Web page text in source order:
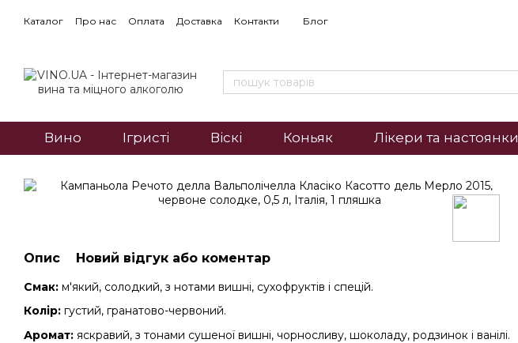
Каталог Про нас Оплата Доставка Контакти Блог
Вино Ігристі Віскі Коньяк Лікери та настоянки
Опис Новий відгук або коментар
Смак: м'який, солодкий, з нотами вишні, сухофруктів і спецій.
Колір: густий, гранатово-червоний.
Аромат: яскравий, з тонами сушеної вишні, чорносливу, шоколаду, родзинок і ванілі.